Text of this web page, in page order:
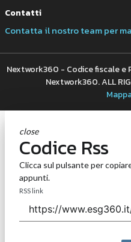
Contatti
Contatta il nostro team per
Nextwork360 - Codice fiscale
Nextwork360. ALL
close
Codice Rss
Clicca sul pulsante per
appunti.
RSS link